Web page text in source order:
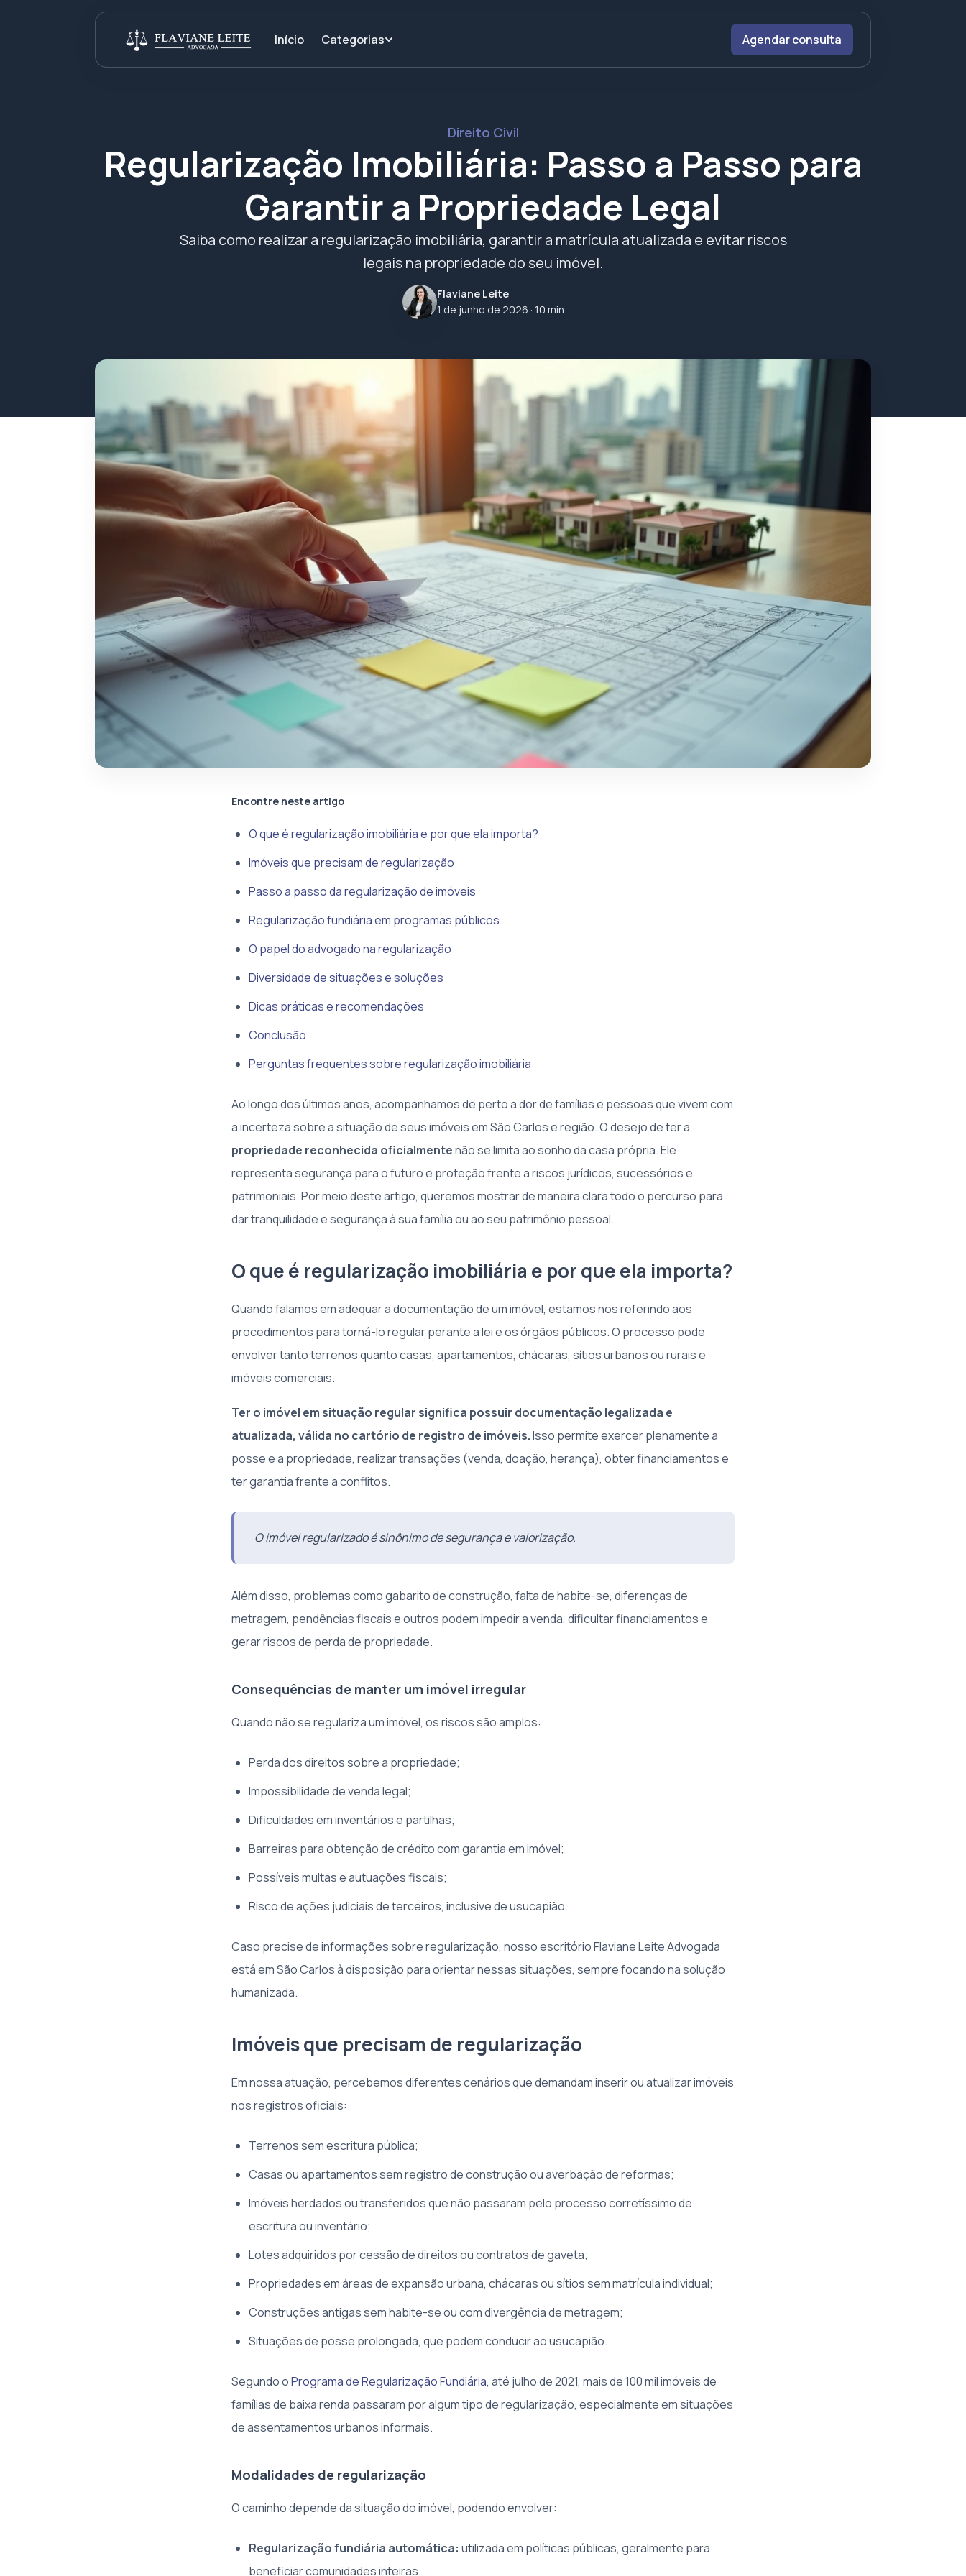
Início Categorias Agendar consulta
Direito Civil
Regularização Imobiliária: Passo a Passo para
Garantir a Propriedade Legal
Saiba como realizar a regularização imobiliária, garantir a matrícula atualizada e evitar riscos
legais na propriedade do seu imóvel.
Flaviane Leite
1 de junho de 2026 · 10 min
Encontre neste artigo
O que é regularização imobiliária e por que ela importa?
Imóveis que precisam de regularização
Passo a passo da regularização de imóveis
Regularização fundiária em programas públicos
O papel do advogado na regularização
Diversidade de situações e soluções
Dicas práticas e recomendações
Conclusão
Perguntas frequentes sobre regularização imobiliária
Ao longo dos últimos anos, acompanhamos de perto a dor de famílias e pessoas que vivem com
a incerteza sobre a situação de seus imóveis em São Carlos e região. O desejo de ter a
propriedade reconhecida oficialmentenão se limita ao sonho da casa própria. Ele
representa segurança para o futuro e proteção frente a riscos jurídicos, sucessórios e
patrimoniais. Por meio deste artigo, queremos mostrar de maneira clara todo o percurso para
dar tranquilidade e segurança à sua família ou ao seu patrimônio pessoal.
O que é regularização imobiliária e por que ela importa?
Quando falamos em adequar a documentação de um imóvel, estamos nos referindo aos
procedimentos para torná-lo regular perante a lei e os órgãos públicos. O processo pode
envolver tanto terrenos quanto casas, apartamentos, chácaras, sítios urbanos ou rurais e
imóveis comerciais.
Ter o imóvel em situação regular significa possuir documentação legalizada e
atualizada, válida no cartório de registro de imóveis.Isso permite exercer plenamente a
posse e a propriedade, realizar transações (venda, doação, herança), obter financiamentos e
ter garantia frente a conflitos.
O imóvel regularizado é sinônimo de segurança e valorização.
Além disso, problemas como gabarito de construção, falta de habite-se, diferenças de
metragem, pendências fiscais e outros podem impedir a venda, dificultar financiamentos e
gerar riscos de perda de propriedade.
Consequências de manter um imóvel irregular
Quando não se regulariza um imóvel, os riscos são amplos:
Perda dos direitos sobre a propriedade;
Impossibilidade de venda legal;
Dificuldades em inventários e partilhas;
Barreiras para obtenção de crédito com garantia em imóvel;
Possíveis multas e autuações fiscais;
Risco de ações judiciais de terceiros, inclusive de usucapião.
Caso precise de informações sobre regularização, nosso escritório Flaviane Leite Advogada
está em São Carlos à disposição para orientar nessas situações, sempre focando na solução
humanizada.
Imóveis que precisam de regularização
Em nossa atuação, percebemos diferentes cenários que demandam inserir ou atualizar imóveis
nos registros oficiais:
Terrenos sem escritura pública;
Casas ou apartamentos sem registro de construção ou averbação de reformas;
Imóveis herdados ou transferidos que não passaram pelo processo corretíssimo de
escritura ou inventário;
Lotes adquiridos por cessão de direitos ou contratos de gaveta;
Propriedades em áreas de expansão urbana, chácaras ou sítios sem matrícula individual;
Construções antigas sem habite-se ou com divergência de metragem;
Situações de posse prolongada, que podem conducir ao usucapião.
Segundo oPrograma de Regularização Fundiária, até julho de 2021, mais de 100 mil imóveis de
famílias de baixa renda passaram por algum tipo de regularização, especialmente em situações
de assentamentos urbanos informais.
Modalidades de regularização
O caminho depende da situação do imóvel, podendo envolver:
Regularização fundiária automática: utilizada em políticas públicas, geralmente para
beneficiar comunidades inteiras.